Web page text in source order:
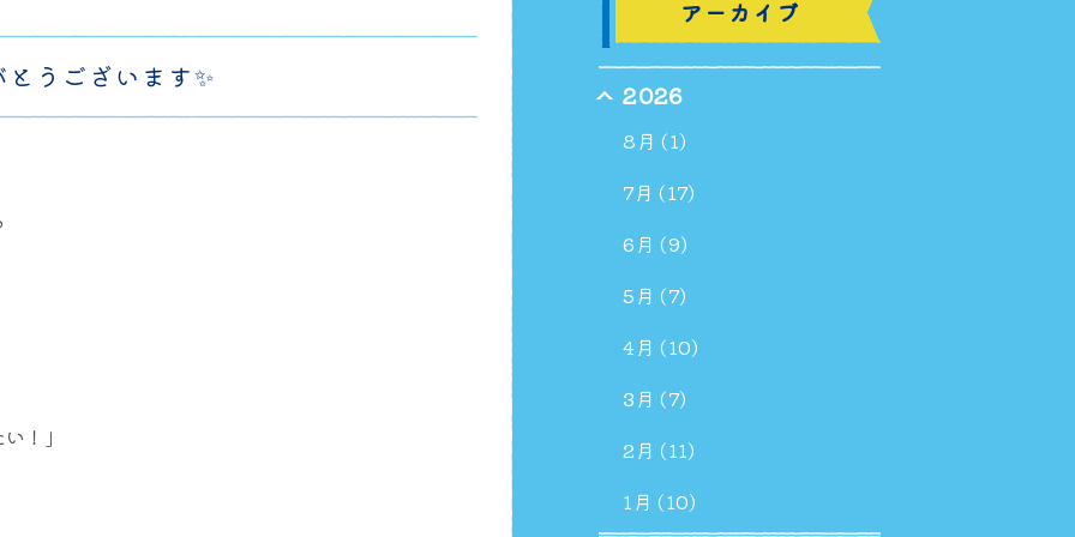
うございます✨
！」
アーカイブ
2026
8月 (1)
7月 (17)
6月 (9)
5月 (7)
4月 (10)
3月 (7)
2月 (11)
1月 (10)